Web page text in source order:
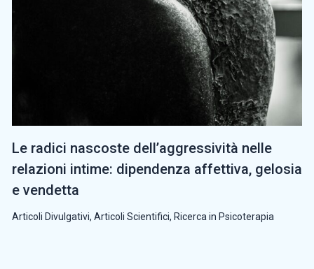
Le radici nascoste dell’aggressività nelle
relazioni intime: dipendenza affettiva, gelosia
e vendetta
Articoli Divulgativi, Articoli Scientifici, Ricerca in Psicoterapia